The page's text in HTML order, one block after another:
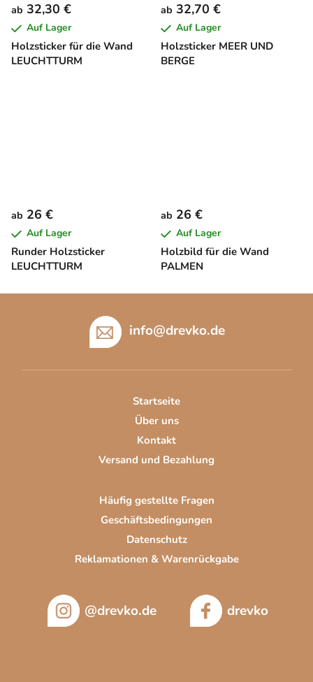
Holzsticker für die Wand
LEUCHTTURM
ab 32,30 €
Auf Lager
Holzsticker MEER UND
BERGE
ab 32,70 €
Auf Lager
Runder Holzsticker
LEUCHTTURM
ab 26 €
Auf Lager
Holzbild für die Wand
PALMEN
ab 26 €
Auf Lager
info@drevko.de
Startseite
Über uns
Kontakt
Versand und Bezahlung
Häufig gestellte Fragen
Geschäftsbedingungen
Datenschutz
Reklamationen & Warenrückgabe
@drevko.de drevko